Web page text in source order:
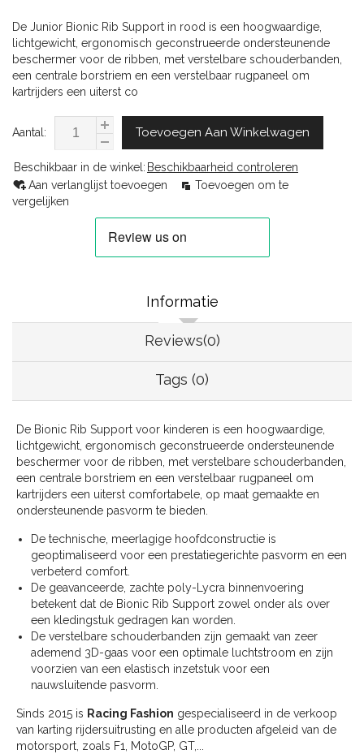
De Junior Bionic Rib Support in rood is een hoogwaardige,
lichtgewicht, ergonomisch geconstrueerde ondersteunende
beschermer voor de ribben, met verstelbare schouderbanden,
een centrale borstriem en een verstelbaar rugpaneel om
kartrijders een uiterst co
Aantal: Toevoegen Aan Winkelwagen
Beschikbaar in de winkel: Beschikbaarheid controleren
Aan verlanglijst toevoegen
Toevoegen om te
vergelijken
Informatie
Reviews(0)
Tags (0)
De Bionic Rib Support voor kinderen is een hoogwaardige,
lichtgewicht, ergonomisch geconstrueerde ondersteunende
beschermer voor de ribben, met verstelbare schouderbanden,
een centrale borstriem en een verstelbaar rugpaneel om
kartrijders een uiterst comfortabele, op maat gemaakte en
ondersteunende pasvorm te bieden.
De technische, meerlagige hoofdconstructie is
geoptimaliseerd voor een prestatiegerichte pasvorm en een
verbeterd comfort.
De geavanceerde, zachte poly-Lycra binnenvoering
betekent dat de Bionic Rib Support zowel onder als over
een kledingstuk gedragen kan worden.
De verstelbare schouderbanden zijn gemaakt van zeer
ademend 3D-gaas voor een optimale luchtstroom en zijn
voorzien van een elastisch inzetstuk voor een
nauwsluitende pasvorm.
Sinds 2015 is Racing Fashion gespecialiseerd in de verkoop
van karting rijdersuitrusting en alle producten afgeleid van de
motorsport, zoals F1, MotoGP, GT,...